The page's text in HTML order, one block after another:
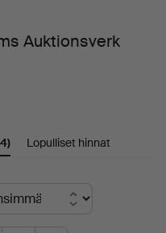
Auktionsverk
Lopulliset hinnat